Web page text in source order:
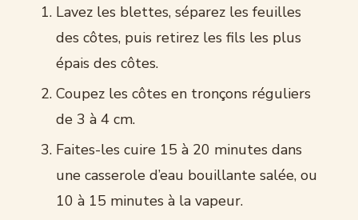
Lavez les blettes, séparez les feuilles
des côtes, puis retirez les fils les plus
épais des côtes.
Coupez les côtes en tronçons réguliers
de 3 à 4 cm.
Faites-les cuire 15 à 20 minutes dans
une casserole d’eau bouillante salée, ou
10 à 15 minutes à la vapeur.